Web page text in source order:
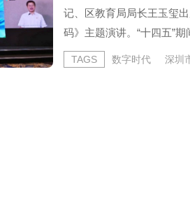
记、区教育局局长王玉玺
码》主题演讲。“十四五”
核心区战略定位。“龙华教
到深化改革跨越发展，再
TAGS 数字时代 深圳